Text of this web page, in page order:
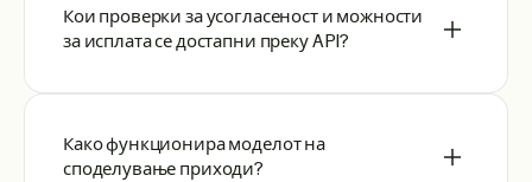
Кои проверки за усогласеност и можности
за исплата се достапни преку API?
Како функционира моделот на
споделување приходи?